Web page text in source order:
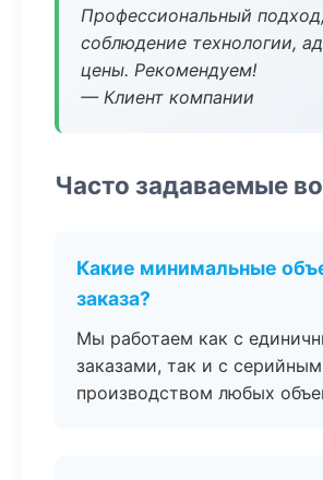
Профессиональный подход,
соблюдение технологии,
цены. Рекомендуем!
— Клиент компании
Часто задаваемые
Какие минимальные
заказа?
Мы работаем как с
заказами, так и с серийным
производством любых